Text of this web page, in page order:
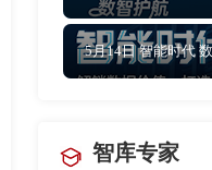
智库专家